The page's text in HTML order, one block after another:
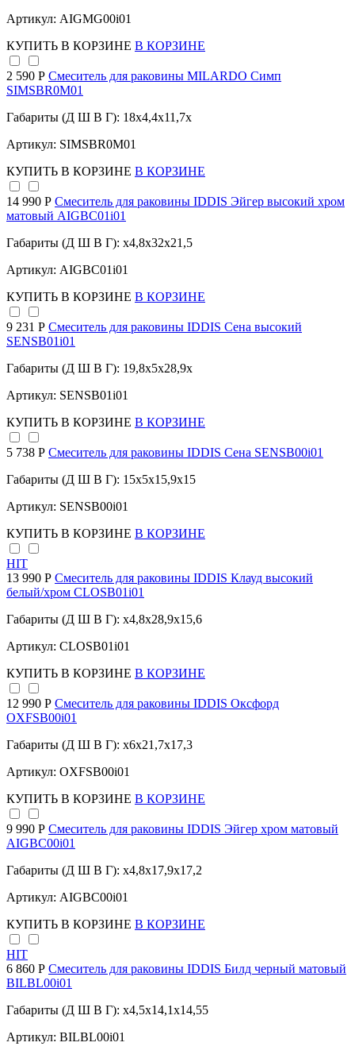
Артикул: AIGMG00i01
КУПИТЬ В КОРЗИНЕ В КОРЗИНЕ
2 590 Р Смеситель для раковины MILARDO Симп
SIMSBR0M01
Габариты (Д Ш В Г): 18x4,4x11,7x
Артикул: SIMSBR0M01
КУПИТЬ В КОРЗИНЕ В КОРЗИНЕ
14 990 Р Cмеситель для раковины IDDIS Эйгер высокий хром
матовый AIGBC01i01
Габариты (Д Ш В Г): x4,8x32x21,5
Артикул: AIGBC01i01
КУПИТЬ В КОРЗИНЕ В КОРЗИНЕ
9 231 Р Смеситель для раковины IDDIS Сена высокий
SENSB01i01
Габариты (Д Ш В Г): 19,8x5x28,9x
Артикул: SENSB01i01
КУПИТЬ В КОРЗИНЕ В КОРЗИНЕ
5 738 Р Смеситель для раковины IDDIS Сена SENSB00i01
Габариты (Д Ш В Г): 15x5x15,9x15
Артикул: SENSB00i01
КУПИТЬ В КОРЗИНЕ В КОРЗИНЕ
HIT
13 990 Р Смеситель для раковины IDDIS Клауд высокий
белый/хром CLOSB01i01
Габариты (Д Ш В Г): x4,8x28,9x15,6
Артикул: CLOSB01i01
КУПИТЬ В КОРЗИНЕ В КОРЗИНЕ
12 990 Р Смеситель для раковины IDDIS Оксфорд
OXFSB00i01
Габариты (Д Ш В Г): x6x21,7x17,3
Артикул: OXFSB00i01
КУПИТЬ В КОРЗИНЕ В КОРЗИНЕ
9 990 Р Cмеситель для раковины IDDIS Эйгер хром матовый
AIGBC00i01
Габариты (Д Ш В Г): x4,8x17,9x17,2
Артикул: AIGBC00i01
КУПИТЬ В КОРЗИНЕ В КОРЗИНЕ
HIT
6 860 Р Смеситель для раковины IDDIS Билд черный матовый
BILBL00i01
Габариты (Д Ш В Г): x4,5x14,1x14,55
Артикул: BILBL00i01